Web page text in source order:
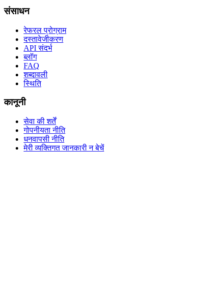
संसाधन
रेफरल प्रोग्राम
दस्तावेजीकरण
API संदर्भ
ब्लॉग
FAQ
शब्दावली
स्थिति
कानूनी
सेवा की शर्तें
गोपनीयता नीति
धनवापसी नीति
मेरी व्यक्तिगत जानकारी न बेचें